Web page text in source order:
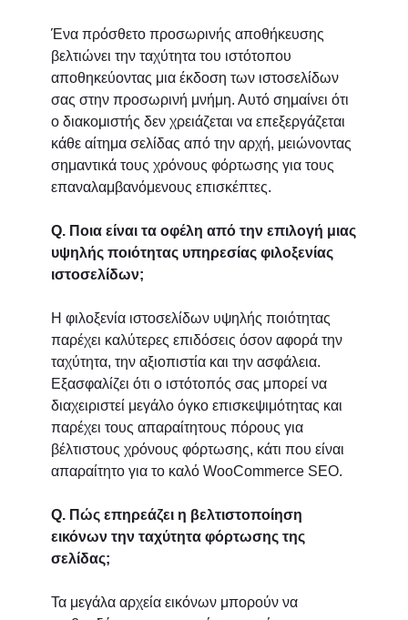
Ένα πρόσθετο προσωρινής αποθήκευσης
βελτιώνει την ταχύτητα του ιστότοπου
αποθηκεύοντας μια έκδοση των ιστοσελίδων
σας στην προσωρινή μνήμη. Αυτό σημαίνει ότι
ο διακομιστής δεν χρειάζεται να επεξεργάζεται
κάθε αίτημα σελίδας από την αρχή, μειώνοντας
σημαντικά τους χρόνους φόρτωσης για τους
επαναλαμβανόμενους επισκέπτες.
Q. Ποια είναι τα οφέλη από την επιλογή μιας
υψηλής ποιότητας υπηρεσίας φιλοξενίας
ιστοσελίδων;
Η φιλοξενία ιστοσελίδων υψηλής ποιότητας
παρέχει καλύτερες επιδόσεις όσον αφορά την
ταχύτητα, την αξιοπιστία και την ασφάλεια.
Εξασφαλίζει ότι ο ιστότοπός σας μπορεί να
διαχειριστεί μεγάλο όγκο επισκεψιμότητας και
παρέχει τους απαραίτητους πόρους για
βέλτιστους χρόνους φόρτωσης, κάτι που είναι
απαραίτητο για το καλό WooCommerce SEO.
Q. Πώς επηρεάζει η βελτιστοποίηση
εικόνων την ταχύτητα φόρτωσης της
σελίδας;
Τα μεγάλα αρχεία εικόνων μπορούν να